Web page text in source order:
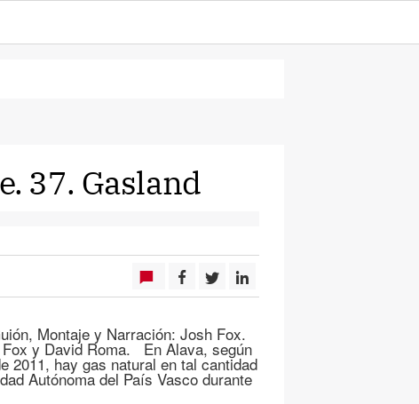
37. Gasland
Montaje y Narración: Josh Fox.
y David Roma. En Alava, según
2011, hay gas natural en tal cantidad
Autónoma del País Vasco durante